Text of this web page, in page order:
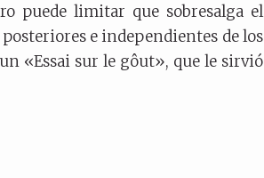
puede limitar que sobresalga el
e independientes de los
«Essai sur le gôut», que le sirvió